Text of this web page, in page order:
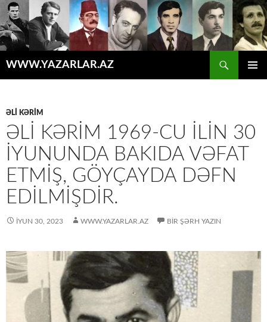
WWW.YAZARLAR.AZ
ƏLI KƏRIM
ƏLI KƏRIM 1969-CU ILIN 30
IYUNUNDA BAKIDA VƏFAT
ETMIŞ, GÖYÇAYDA DƏFN
EDILMIŞDIR.
İYUN 30, 2023 WWW.YAZARLAR.AZ BIR ŞƏRH YAZIN